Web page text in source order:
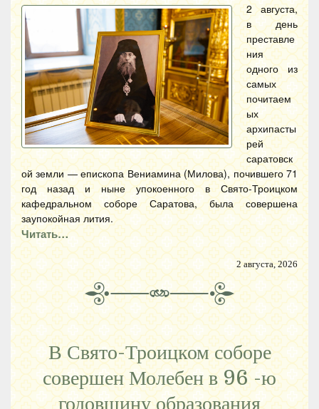
2 августа,
в день
преставле
ния
одного из
самых
почитаем
ых
архипасты
рей
саратовск
ой земли — епископа Вениамина (Милова), почившего 71
год назад и ныне упокоенного в Свято-Троицком
кафедральном соборе Саратова, была совершена
заупокойная лития.
Читать…
2 августа, 2026
В Свято-Троицком соборе
совершен Молебен в 96 -ю
годовщину образования